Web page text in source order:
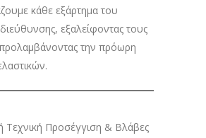
κάθε εξάρτημα του
εξαλείφοντας τους
την πρόωρη
Τεχνική Προσέγγιση & Βλάβες